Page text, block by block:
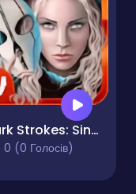
Dark Strokes: Sins of the Fathers
0 (0 Голосів)